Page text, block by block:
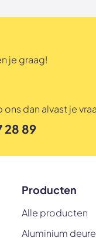
je graag!
dan alvast je
28 89
Producten
Alle producten
Aluminium